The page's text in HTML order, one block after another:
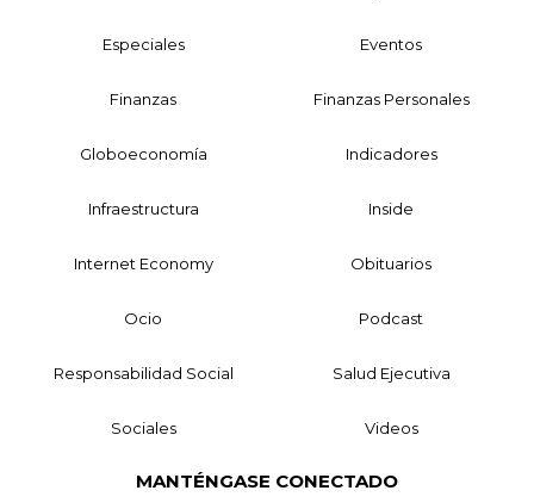
Especiales Eventos
Finanzas Finanzas Personales
Globoeconomía Indicadores
Infraestructura Inside
Internet Economy Obituarios
Ocio Podcast
Responsabilidad Social Salud Ejecutiva
Sociales Videos
MANTÉNGASE CONECTADO